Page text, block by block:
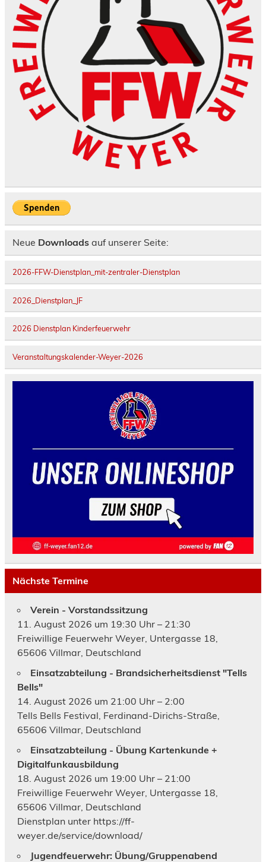
Neue Downloads auf unserer Seite:
2026-FFW-Dienstplan_mit-zentraler-Dienstplan
2026_Dienstplan_JF
2026 Dienstplan Kinderfeuerwehr
Veranstaltungskalender-Weyer-2026
Nächste Termine
Verein - Vorstandssitzung
11. August 2026 um 19:30 Uhr – 21:30
Freiwillige Feuerwehr Weyer, Untergasse 18,
65606 Villmar, Deutschland
Einsatzabteilung - Brandsicherheitsdienst "Tells
Bells"
14. August 2026 um 21:00 Uhr – 2:00
Tells Bells Festival, Ferdinand-Dirichs-Straße,
65606 Villmar, Deutschland
Einsatzabteilung - Übung Kartenkunde +
Digitalfunkausbildung
18. August 2026 um 19:00 Uhr – 21:00
Freiwillige Feuerwehr Weyer, Untergasse 18,
65606 Villmar, Deutschland
Dienstplan unter https://ff-
weyer.de/service/download/
Jugendfeuerwehr: Übung/Gruppenabend